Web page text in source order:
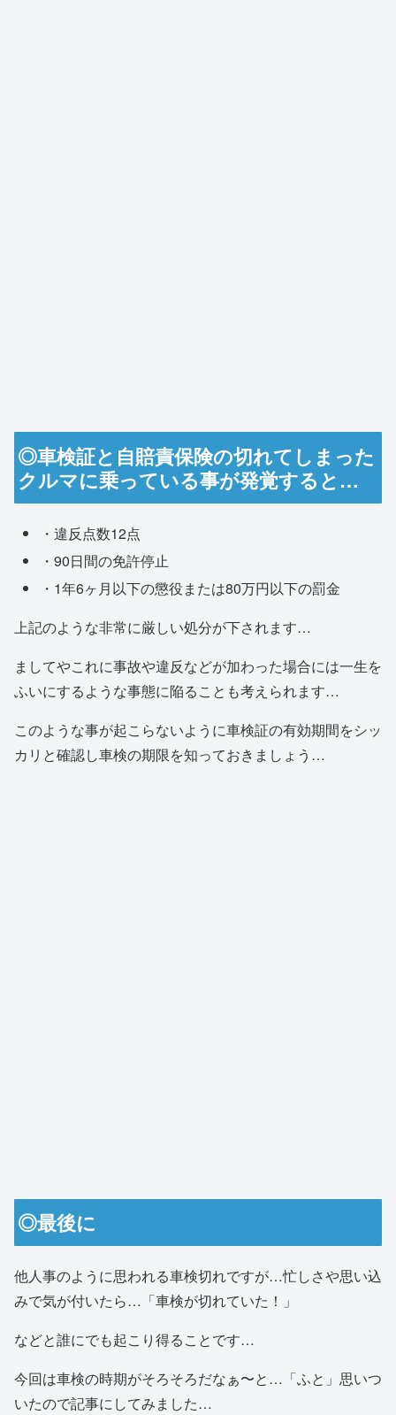
◎車検証と自賠責保険の切れてしまった
クルマに乗っている事が発覚すると…
・違反点数12点
・90日間の免許停止
・1年6ヶ月以下の懲役または80万円以下の罰金
上記のような非常に厳しい処分が下されます…
ましてやこれに事故や違反などが加わった場合には一生を
ふいにするような事態に陥ることも考えられます…
このような事が起こらないように車検証の有効期間をシッ
カリと確認し車検の期限を知っておきましょう…
◎最後に
他人事のように思われる車検切れですが…忙しさや思い込
みで気が付いたら…「車検が切れていた！」
などと誰にでも起こり得ることです…
今回は車検の時期がそろそろだなぁ〜と…「ふと」思いつ
いたので記事にしてみました…